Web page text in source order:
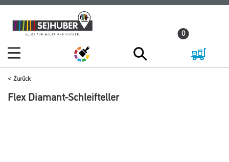
Zum
Inhalt
Zum
Navigationsmenü
0
Zurück
Flex Diamant-Schleifteller